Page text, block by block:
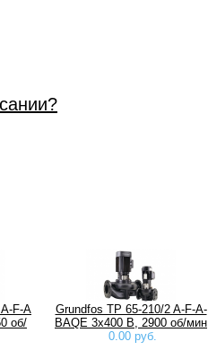
F-A
об/
Grundfos TP 65-210/2 A-F-A-
BAQE 3x400 В, 2900 об/мин
0.00 руб.